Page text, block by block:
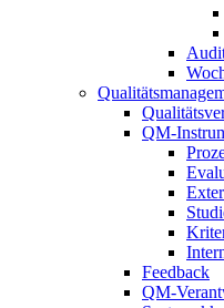
QM-
Feedback
QM-